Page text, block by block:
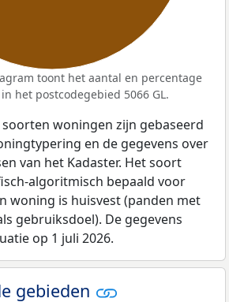
toont het aantal en percentage
het postcodegebied 5066 GL.
soorten woningen zijn gebaseerd
en de gegevens over
van het Kadaster. Het soort
algoritmisch bepaald voor
woning is huisvest (panden met
gebruiksdoel). De gegevens
op 1 juli 2026.
gebieden